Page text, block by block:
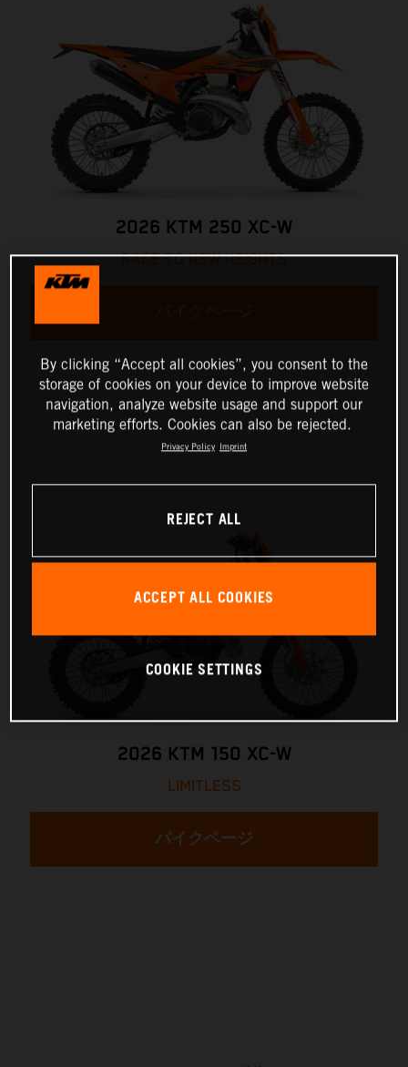
2026 KTM 250 XC-W
RACE TO NEW HEIGHTS
2026 KTM 150 XC-W
LIMITLESS
バイクページ
By clicking “Accept all cookies”, you consent to the
storage of cookies on your device to improve website
navigation, analyze website usage and support our
marketing efforts. Cookies can also be rejected.
Privacy Policy Imprint
REJECT ALL
ACCEPT ALL COOKIES
COOKIE SETTINGS